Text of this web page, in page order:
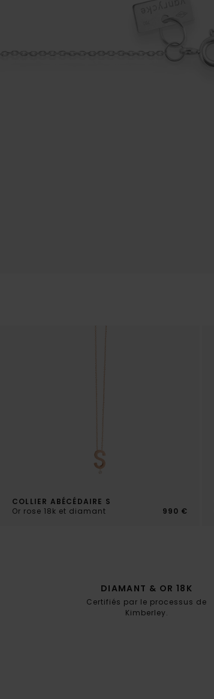
COLLIER ABÉCÉDAIRE S
Or rose 18k et diamant
990 €
DIAMANT & OR 18K
Certifiés par le processus de
Kimberley.